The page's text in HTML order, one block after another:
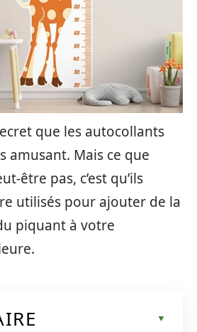
que les autocollants
amusant. Mais ce que
être pas, c’est qu’ils
utilisés pour ajouter de la
piquant à votre